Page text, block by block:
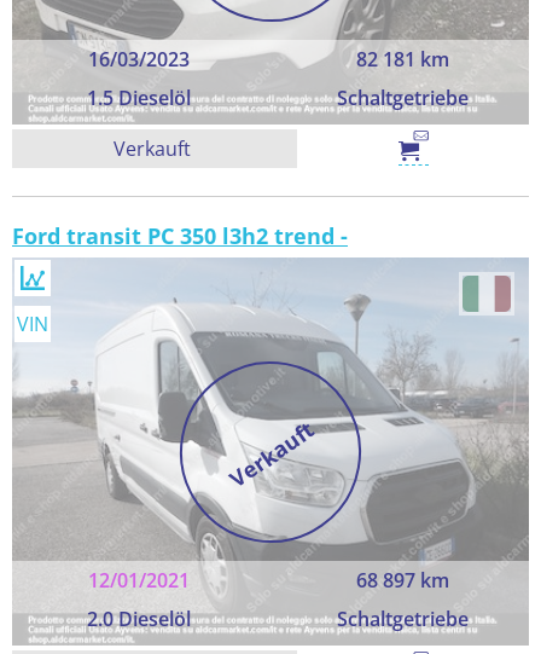
16/03/2023
82 181 km
1.5 Dieselöl
Schaltgetriebe
Verkauft
Ford transit PC 350 l3h2 trend -
Verkauft
12/01/2021
68 897 km
2.0 Dieselöl
Schaltgetriebe
VIN